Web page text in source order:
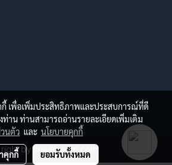
by itravelroom.com
กี้ เพื่อเพิ่มประสิทธิภาพและประสบการณ์ที่ดี
ท่าน ท่านสามารถอ่านรายละเอียดเพิ่มเติม
นตัว และ นโยบายคุกกี้
คุกกี้ ยอมรับทั้งหมด